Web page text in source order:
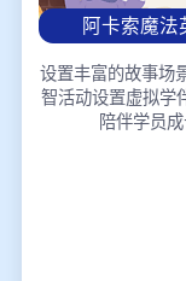
阿卡索魔法
设置丰富的故事场
智活动设置虚拟学
陪伴学员